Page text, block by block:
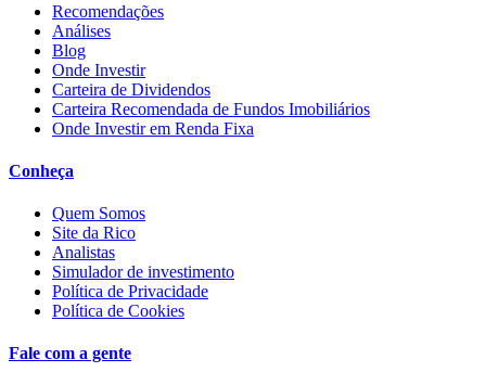
Recomendações
Análises
Blog
Onde Investir
Carteira de Dividendos
Carteira Recomendada de Fundos Imobiliários
Onde Investir em Renda Fixa
Conheça
Quem Somos
Site da Rico
Analistas
Simulador de investimento
Política de Privacidade
Política de Cookies
Fale com a gente